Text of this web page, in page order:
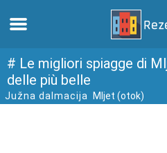
Casa
Appartamenti
# Le migliori spiagge di
delle più belle
Južna dalmacija Mljet (otok)